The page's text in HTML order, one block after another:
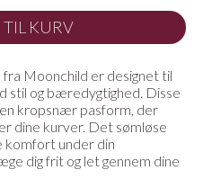
KURV
fra Moonchild er designet til
stil og bæredygtighed. Disse
kropsnær pasform, der
dine kurver. Det sømløse
komfort under din
dig frit og let gennem dine